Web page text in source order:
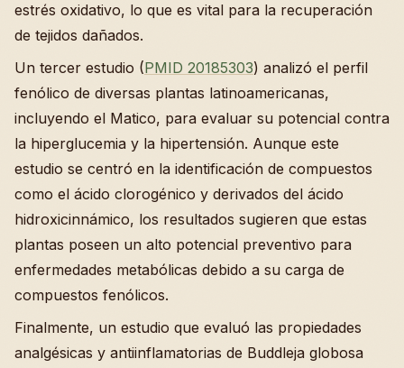
estrés oxidativo, lo que es vital para la recuperación
de tejidos dañados.
Un tercer estudio (PMID 20185303) analizó el perfil
fenólico de diversas plantas latinoamericanas,
incluyendo el Matico, para evaluar su potencial contra
la hiperglucemia y la hipertensión. Aunque este
estudio se centró en la identificación de compuestos
como el ácido clorogénico y derivados del ácido
hidroxicinnámico, los resultados sugieren que estas
plantas poseen un alto potencial preventivo para
enfermedades metabólicas debido a su carga de
compuestos fenólicos.
Finalmente, un estudio que evaluó las propiedades
analgésicas y antiinflamatorias de Buddleja globosa